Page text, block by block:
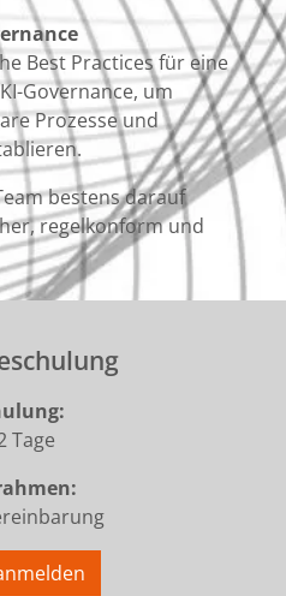
Best Practices für eine
Governance, um
Prozesse und
bestens darauf
regelkonform und
Tage